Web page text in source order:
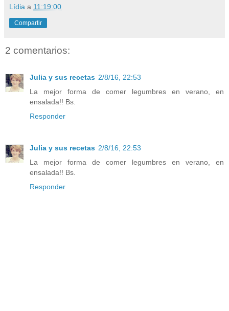
Lídia a 11:19:00
Compartir
2 comentarios:
Julia y sus recetas 2/8/16, 22:53
La mejor forma de comer legumbres en verano, en
ensalada!! Bs.
Responder
Julia y sus recetas 2/8/16, 22:53
La mejor forma de comer legumbres en verano, en
ensalada!! Bs.
Responder